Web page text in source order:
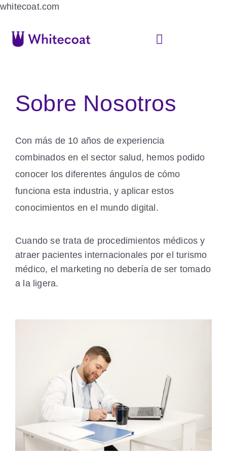
whitecoat.com
Sobre Nosotros
Con más de 10 años de experiencia
combinados en el sector salud, hemos podido
conocer los diferentes ángulos de cómo
funciona esta industria, y aplicar estos
conocimientos en el mundo digital.
Cuando se trata de procedimientos médicos y
atraer pacientes internacionales por el turismo
médico, el marketing no debería de ser tomado
a la ligera.